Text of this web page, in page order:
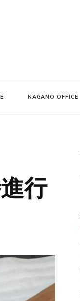
NAGANO OFFICE
行